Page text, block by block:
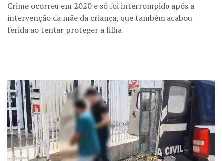
Crime ocorreu em 2020 e só foi interrompido após a
intervenção da mãe da criança, que também acabou
ferida ao tentar proteger a filha